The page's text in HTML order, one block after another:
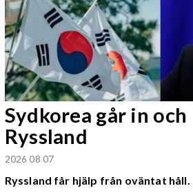
Sydkorea går in
Ryssland
2026 08 07
Ryssland får hjälp från oväntat håll.